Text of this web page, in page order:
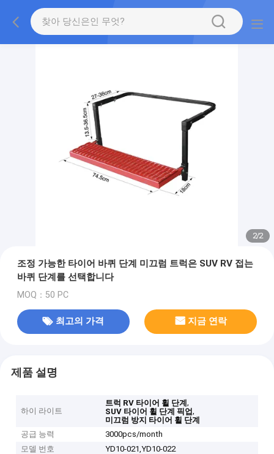
2/2
조정 가능한 타이어 바퀴 단계 미끄럼 트럭은 SUV RV 접는
바퀴 단계를 선택합니다
MOQ：50 PC
최고의 가격 지금 연락
제품 설명
하이 라이트
트럭 RV 타이어 휠 단계,
SUV 타이어 휠 단계 픽업,
미끄럼 방지 타이어 휠 단계
공급 능력
3000pcs/month
모델 번호
YD10-021,YD10-022